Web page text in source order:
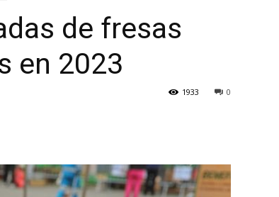
de fresas
en 2023
0
1933